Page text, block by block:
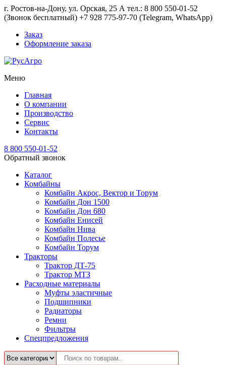
г. Ростов-на-Дону, ул. Орская, 25 А тел.: 8 800 550-01-52
(Звонок бесплатный) +7 928 775-97-70 (Telegram, WhatsApp)
Заказ
Оформление заказа
Меню
Главная
О компании
Производство
Сервис
Контакты
8 800 550-01-52
Обратный звонок
Каталог
Комбайны
Комбайн Акрос, Вектор и Торум
Комбайн Дон 1500
Комбайн Дон 680
Комбайн Енисей
Комбайн Нива
Комбайн Полесье
Комбайн Торум
Тракторы
Трактор ДТ-75
Трактор МТЗ
Расходные материалы
Муфты эластичные
Подшипники
Радиаторы
Ремни
Фильтры
Спецпредложения